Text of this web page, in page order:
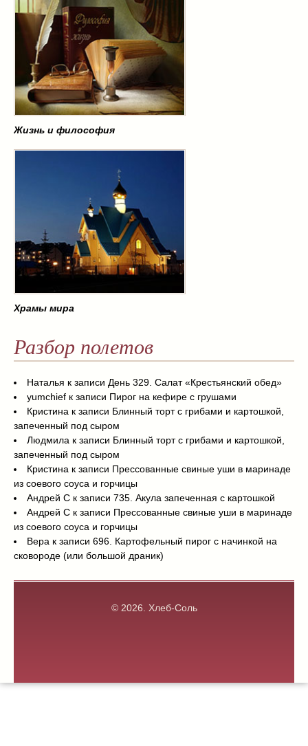
Жизнь и философия
Храмы мира
Разбор полетов
Наталья к записи День 329. Салат «Крестьянский обед»
yumchief к записи Пирог на кефире с грушами
Кристина к записи Блинный торт с грибами и картошкой,
запеченный под сыром
Людмила к записи Блинный торт с грибами и картошкой,
запеченный под сыром
Кристина к записи Прессованные свиные уши в маринаде
из соевого соуса и горчицы
Андрей С к записи 735. Акула запеченная с картошкой
Андрей С к записи Прессованные свиные уши в маринаде
из соевого соуса и горчицы
Вера к записи 696. Картофельный пирог с начинкой на
сковороде (или большой драник)
© 2026. Хлеб-Соль